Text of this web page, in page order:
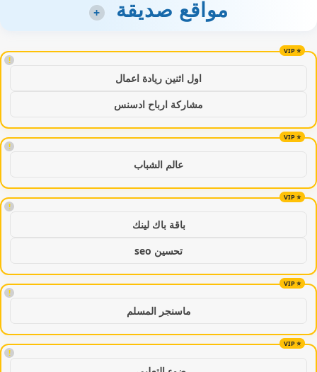
مواقع صديقة +
!
اول اثنين ريادة اعمال
مشاركة ارباح ادسنس
!
عالم الشباب
!
باقة باك لينك
تحسين seo
!
ماسنجر المسلم
!